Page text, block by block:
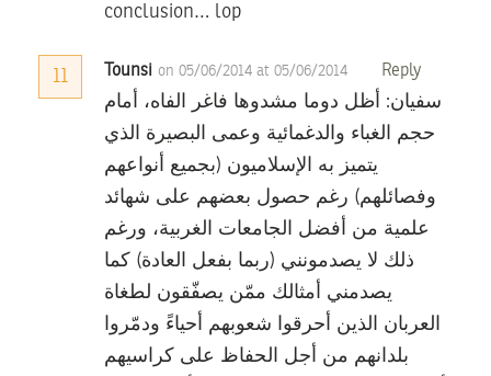
conclusion… lop
11 Tounsi on 05/06/2014 at 05/06/2014 Reply
سفيان: أظل دوما مشدوها فاغر الفاه، أمام
حجم الغباء والدغمائية وعمى البصيرة الذي
يتميز به الإسلاميون (بجميع أنواعهم
وفصائلهم) رغم حصول بعضهم على شهائد
علمية من أفضل الجامعات الغربية، ورغم
ذلك لا يصدمونني (ربما بفعل العادة) كما
يصدمني أمثالك ممّن يصفّقون لطغاة
العربان الذين أحرقوا شعوبهم أحياءً ودمّروا
بلدانهم من أجل الحفاظ على كراسيهم